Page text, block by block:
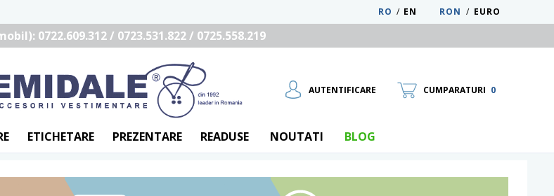
RON / EURO
EN
/
RO
0722.609.312 / 0723.531.822 / 0725.558.219
AUTENTIFICARE CUMPARATURI 0
ETICHETARE PREZENTARE READUSE NOUTATI BLOG